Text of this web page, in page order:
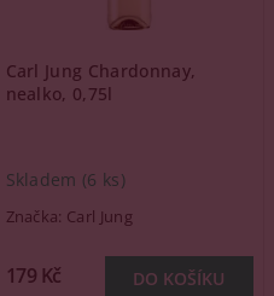
Carl Jung Chardonnay,
nealko, 0,75l
Skladem (6 ks)
Značka: Carl Jung
179 Kč